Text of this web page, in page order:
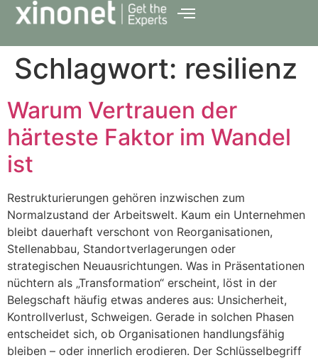
Schlagwort: resilienz
Warum Vertrauen der
härteste Faktor im Wandel
ist
Restrukturierungen gehören inzwischen zum
Normalzustand der Arbeitswelt. Kaum ein Unternehmen
bleibt dauerhaft verschont von Reorganisationen,
Stellenabbau, Standortverlagerungen oder
strategischen Neuausrichtungen. Was in Präsentationen
nüchtern als „Transformation“ erscheint, löst in der
Belegschaft häufig etwas anderes aus: Unsicherheit,
Kontrollverlust, Schweigen. Gerade in solchen Phasen
entscheidet sich, ob Organisationen handlungsfähig
bleiben – oder innerlich erodieren. Der Schlüsselbegriff